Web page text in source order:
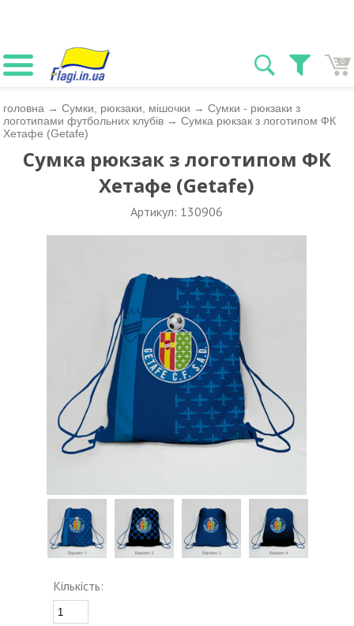
0
головна →Сумки, рюкзаки, мішочки →Сумки - рюкзаки з
логотипами футбольних клубів →Сумка рюкзак з логотипом ФК
Хетафе (Getafe)
Сумка рюкзак з логотипом ФК
Хетафе (Getafe)
Артикул: 130906
Кількість: